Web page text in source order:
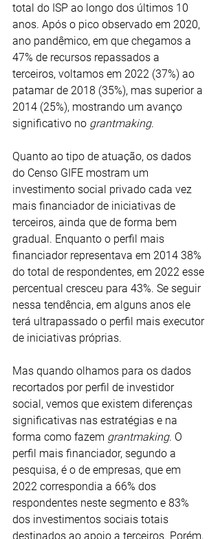
total do ISP ao longo dos últimos 10
anos. Após o pico observado em 2020,
ano pandêmico, em que chegamos a
47% de recursos repassados a
terceiros, voltamos em 2022 (37%) ao
patamar de 2018 (35%), mas superior a
2014 (25%), mostrando um avanço
significativo no grantmaking.
Quanto ao tipo de atuação, os dados
do Censo GIFE mostram um
investimento social privado cada vez
mais financiador de iniciativas de
terceiros, ainda que de forma bem
gradual. Enquanto o perfil mais
financiador representava em 2014 38%
do total de respondentes, em 2022 esse
percentual cresceu para 43%. Se seguir
nessa tendência, em alguns anos ele
terá ultrapassado o perfil mais executor
de iniciativas próprias.
Mas quando olhamos para os dados
recortados por perfil de investidor
social, vemos que existem diferenças
significativas nas estratégias e na
forma como fazem grantmaking. O
perfil mais financiador, segundo a
pesquisa, é o de empresas, que em
2022 correspondia a 66% dos
respondentes neste segmento e 83%
dos investimentos sociais totais
destinados ao apoio a terceiros. Porém,